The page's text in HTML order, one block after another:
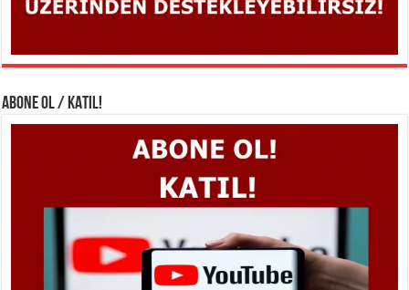
ABONE OL / KATIL!